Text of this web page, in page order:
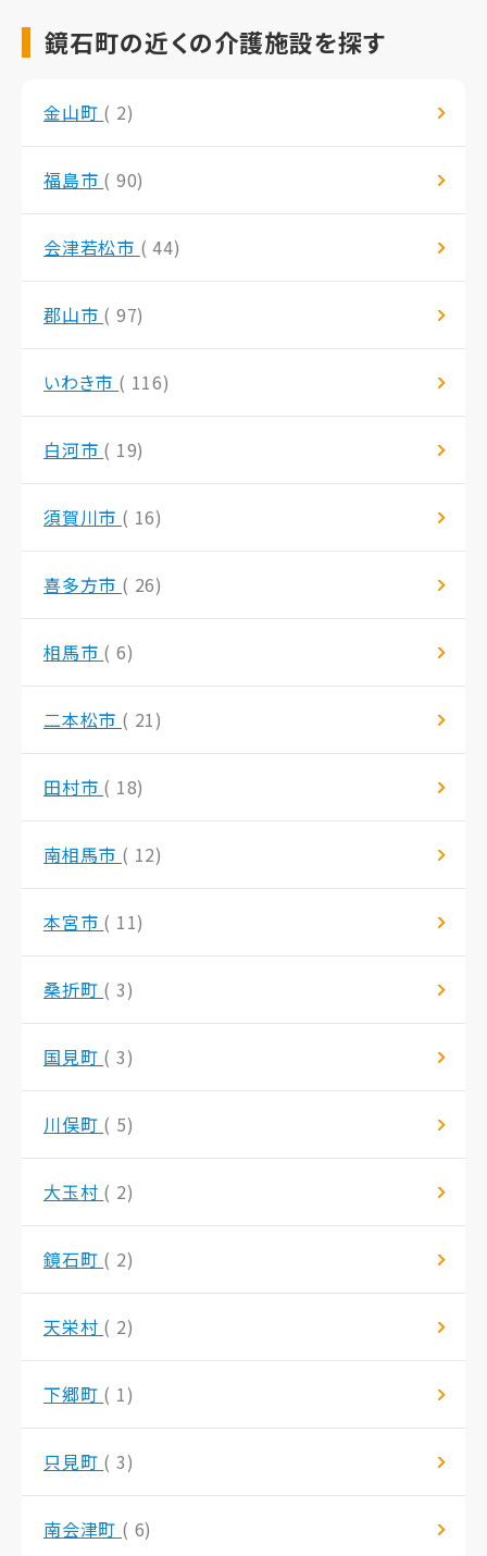
鏡石町の近くの介護施設を探す
金山町 ( 2)
福島市 ( 90)
会津若松市 ( 44)
郡山市 ( 97)
いわき市 ( 116)
白河市 ( 19)
須賀川市 ( 16)
喜多方市 ( 26)
相馬市 ( 6)
二本松市 ( 21)
田村市 ( 18)
南相馬市 ( 12)
本宮市 ( 11)
桑折町 ( 3)
国見町 ( 3)
川俣町 ( 5)
大玉村 ( 2)
鏡石町 ( 2)
天栄村 ( 2)
下郷町 ( 1)
只見町 ( 3)
南会津町 ( 6)